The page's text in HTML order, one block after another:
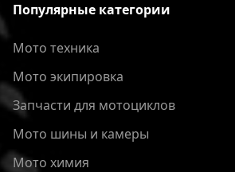
Популярные категории
Мото техника
Мото экипировка
Запчасти для мотоциклов
Мото шины и камеры
Мото химия